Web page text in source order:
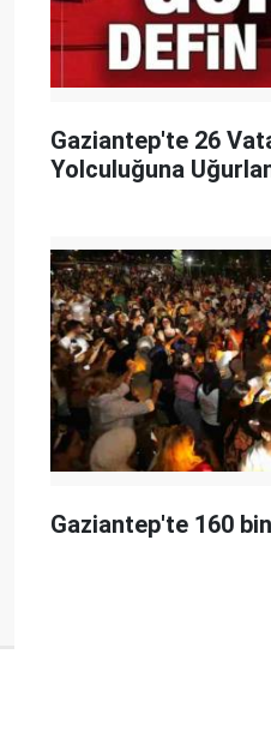
Gaziantep'te 26
Yolculuğuna
Gaziantep'te 160